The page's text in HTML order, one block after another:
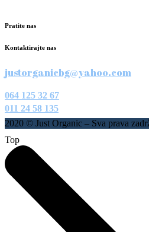
Pratite nas
Kontaktirajte nas
justorganicbg@yahoo.com
064 125 32 67
011 24 58 135
2020 © Just Organic – Sva prava
Top